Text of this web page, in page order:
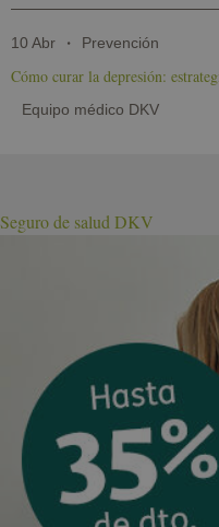
10 Abr Prevención
Cómo curar la depresión:
Equipo médico DKV
Seguro de salud DKV